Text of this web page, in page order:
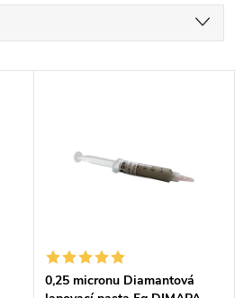
0,25 micronu Diamantová